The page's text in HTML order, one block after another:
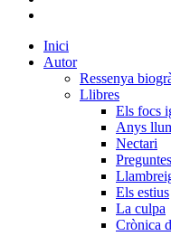
Close
Menu
Inici
Autor
Ressenya
Llibres
Els focs
Anys
Nectari
Preguntes
Els estius
La culpa
Crònica